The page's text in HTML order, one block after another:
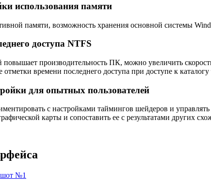
использования памяти
памяти, возможность хранения основной системы
доступа NTFS
производительность ПК, можно увеличить
времени последнего доступа при доступе к
для опытных пользователей
с настройками таймингов шейдеров и
карты и сопоставить ее с результатами других